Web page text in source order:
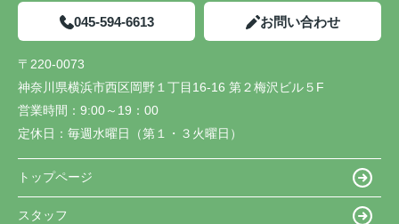
045-594-6613 お問い合わせ
〒220-0073
神奈川県横浜市西区岡野１丁目16-16 第２梅沢ビル５F
営業時間： 9:00～19：00
定休日： 毎週水曜日（第１・３火曜日）
トップページ
スタッフ